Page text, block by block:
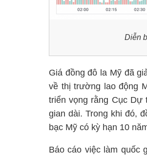
Diễn
Giá đồng đô la Mỹ đã
về thị trường lao động
triển vọng rằng Cục
gian dài. Trong khi đó,
bạc Mỹ có kỳ hạn 10
Báo cáo việc làm quốc